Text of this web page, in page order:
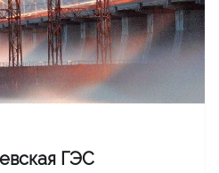
ГЭС